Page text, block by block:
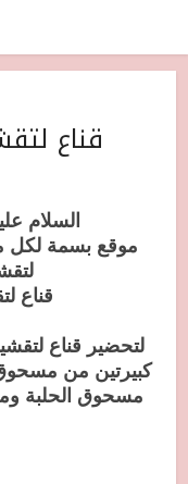
قناع
السلام
موقع بسمة لكل
قناع
لتحضير قناع
كبيرتين من
مسحوق الحلبة